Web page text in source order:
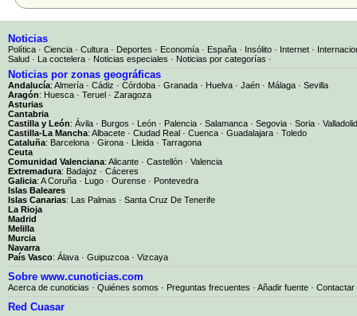
Noticias
Política · Ciencia · Cultura · Deportes · Economía · España · Insólito · Internet ·
Salud · La coctelera · Noticias especiales · Noticias por categorías ·
Noticias por zonas geográficas
Andalucía: Almería · Cádiz · Córdoba · Granada · Huelva · Jaén · Málaga · Sevilla
Aragón: Huesca · Teruel · Zaragoza
Asturias
Cantabria
Castilla y León: Ávila · Burgos · León · Palencia · Salamanca · Segovia · Soria · Valladolid
Castilla-La Mancha: Albacete · Ciudad Real · Cuenca · Guadalajara · Toledo
Cataluña: Barcelona · Girona · Lleida · Tarragona
Ceuta
Comunidad Valenciana: Alicante · Castellón · Valencia
Extremadura: Badajoz · Cáceres
Galicia: A Coruña · Lugo · Ourense · Pontevedra
Islas Baleares
Islas Canarias: Las Palmas · Santa Cruz De Tenerife
La Rioja
Madrid
Melilla
Murcia
Navarra
País Vasco: Álava · Guipuzcoa · Vizcaya
Sobre www.cunoticias.com
Acerca de cunoticias · Quiénes somos · Preguntas frecuentes · Añadir fuente · Contactar
Red Cuasar